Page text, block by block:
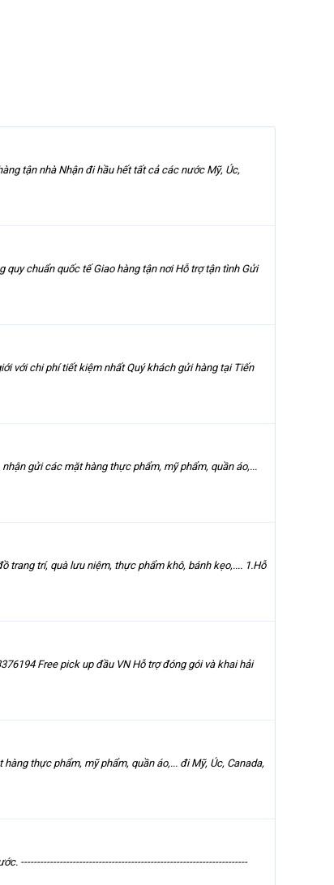
tận nhà Nhận đi hầu hết tất cả các nước Mỹ, Úc,
chuẩn quốc tế Giao hàng tận nơi Hỗ trợ tận tình Gửi
với chi phí tiết kiệm nhất Quý khách gửi hàng tại Tiến
nhận gửi các mặt hàng thực phẩm, mỹ phẩm, quần áo,...
trang trí, quà lưu niệm, thực phẩm khô, bánh kẹo,.... 1.Hỗ
Free pick up đầu VN Hỗ trợ đóng gói và khai hải
hàng thực phẩm, mỹ phẩm, quần áo,... đi Mỹ, Úc, Canada,
----------------------------------------------------------------------